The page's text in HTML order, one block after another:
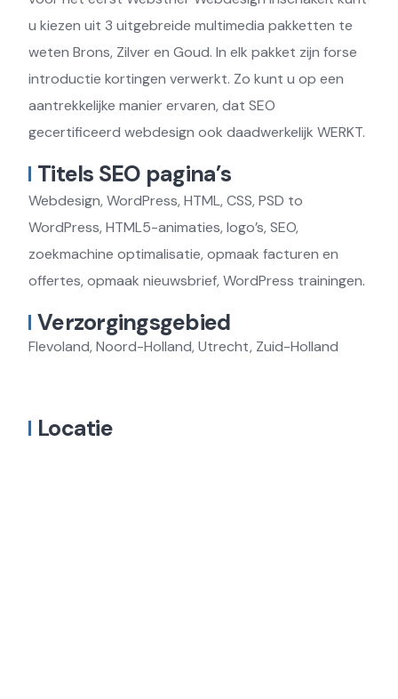
u kiezen uit 3 uitgebreide multimedia pakketten te
weten Brons, Zilver en Goud. In elk pakket zijn forse
introductie kortingen verwerkt. Zo kunt u op een
aantrekkelijke manier ervaren, dat SEO
gecertificeerd webdesign ook daadwerkelijk WERKT.
Titels SEO pagina’s
Webdesign, WordPress, HTML, CSS, PSD to
WordPress, HTML5-animaties, logo’s, SEO,
zoekmachine optimalisatie, opmaak facturen en
offertes, opmaak nieuwsbrief, WordPress trainingen.
Verzorgingsgebied
Flevoland, Noord-Holland, Utrecht, Zuid-Holland
Locatie